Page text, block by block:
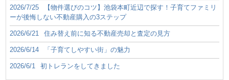
2026/7/25
【物件選びのコツ】池袋本町近辺で探す！子育てファミリ
ーが後悔しない不動産購入の3ステップ
2026/6/21 住み替え前に知る不動産売却と査定の見方
2026/6/14 「子育てしやすい街」の魅力
2026/6/1 初トレランをしてきました